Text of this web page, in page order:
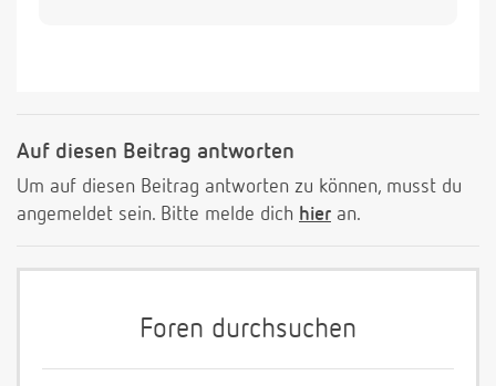
Auf diesen Beitrag antworten
Um auf diesen Beitrag antworten zu können, musst du
angemeldet sein. Bitte melde dich hier an.
Foren durchsuchen